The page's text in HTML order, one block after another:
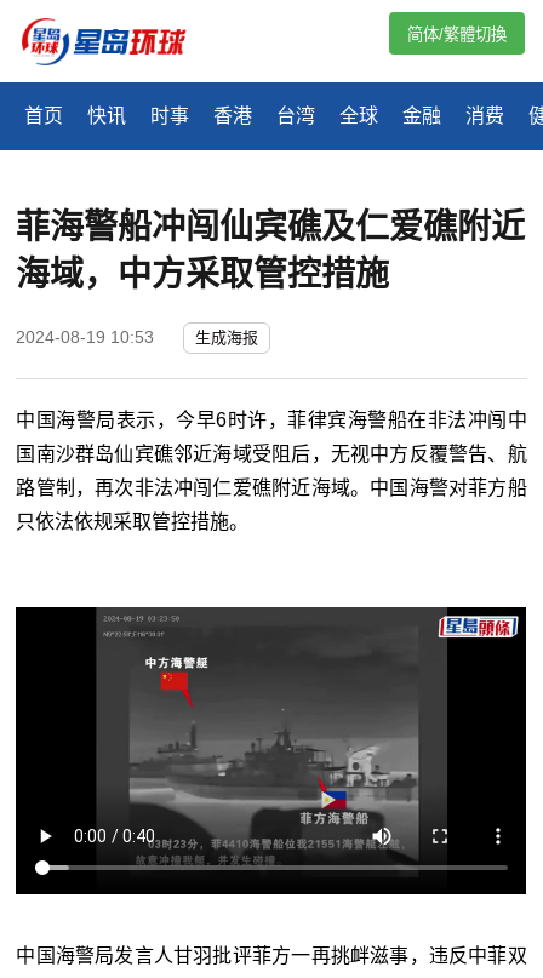
首页 快讯 时事 香港 台湾 全球 金融 消费
简体/繁體切換
菲海警船冲闯仙宾礁及仁爱礁附近
海域，中方采取管控措施
2024-08-19 10:53 生成海报
中国海警局表示，今早6时许，菲律宾海警船在非法冲闯中
国南沙群岛仙宾礁邻近海域受阻后，无视中方反覆警告、航
路管制，再次非法冲闯仁爱礁附近海域。中国海警对菲方船
只依法依规采取管控措施。
中国海警局发言人甘羽批评菲方一再挑衅滋事，违反中菲双